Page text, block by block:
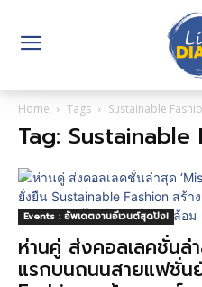
Home Tags Sustainable
Tag: Sustainable
Events : อัพเดตงานอีเวนต์สุดปัง!
ห่านคู่ ส่งคอลเลคชั่นล่
แรกบนถนนสายแฟชั่